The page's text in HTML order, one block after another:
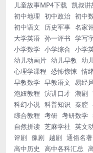
儿童故事MP4下载 凯叔讲
初中地理 初中政治 初中
初中语文
历史军事 名家
大学英语 孙一评书 学写
小学数学 小学综合 小学
幼儿动画片 幼儿早教 幼
心理学课程 恐怖惊悚 情
早教数学 早教语文 易经
泡妞教程 演讲口才 潮剧
科幻小说 科普知识 秦腔
综合教程 考研 考研数学
自然拼读 芝麻学社 英文
评剧 豫剧 越剧 通俗名著
高中历史
高中各科汇总